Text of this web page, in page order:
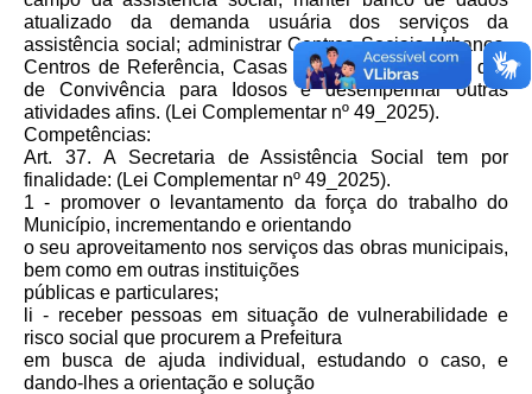
atualizado da demanda usuária dos serviços da
assistência social; administrar Centros Sociais Urbanos,
Centros de Referência, Casas de Passagem, além dos
de Convivência para Idosos e desempenhar outras
atividades afins. (Lei Complementar nº 49_2025).
Competências:
Art. 37. A Secretaria de Assistência Social tem por
finalidade: (Lei Complementar nº 49_2025).
1 - promover o levantamento da força do trabalho do
Município, incrementando e orientando
o seu aproveitamento nos serviços das obras municipais,
bem como em outras instituições
públicas e particulares;
li - receber pessoas em situação de vulnerabilidade e
risco social que procurem a Prefeitura
em busca de ajuda individual, estudando o caso, e
dando-lhes a orientação e solução